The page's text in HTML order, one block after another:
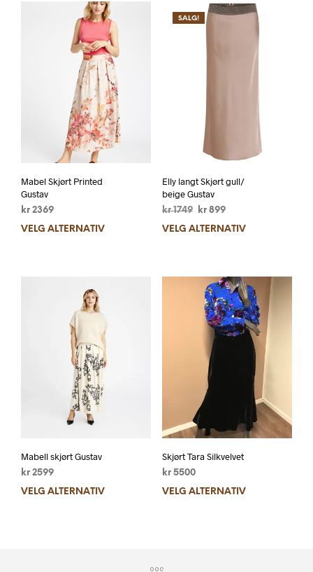
Mabel Skjørt Printed
Gustav
kr 2369
VELG ALTERNATIV
SALG!
Elly langt Skjørt gull/
beige Gustav
kr1749 kr899
VELG ALTERNATIV
Mabell skjørt Gustav
kr 2599
VELG ALTERNATIV
Skjørt Tara Silkvelvet
kr5500
VELG ALTERNATIV